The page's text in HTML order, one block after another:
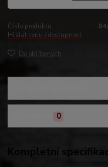
Číslo produktu:
Hlídat cenu / dostupnost
Do oblíbených
0
Kompletní